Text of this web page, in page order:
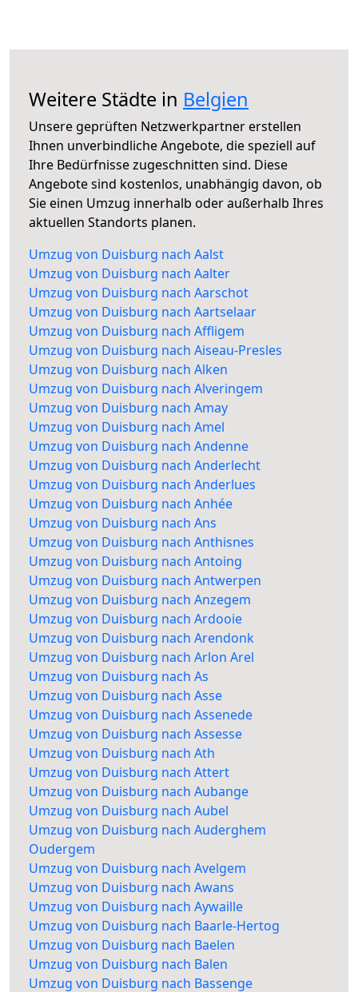
Weitere Städte in Belgien
Unsere geprüften Netzwerkpartner erstellen
Ihnen unverbindliche Angebote, die speziell auf
Ihre Bedürfnisse zugeschnitten sind. Diese
Angebote sind kostenlos, unabhängig davon, ob
Sie einen Umzug innerhalb oder außerhalb Ihres
aktuellen Standorts planen.
Umzug von Duisburg nach Aalst
Umzug von Duisburg nach Aalter
Umzug von Duisburg nach Aarschot
Umzug von Duisburg nach Aartselaar
Umzug von Duisburg nach Affligem
Umzug von Duisburg nach Aiseau-Presles
Umzug von Duisburg nach Alken
Umzug von Duisburg nach Alveringem
Umzug von Duisburg nach Amay
Umzug von Duisburg nach Amel
Umzug von Duisburg nach Andenne
Umzug von Duisburg nach Anderlecht
Umzug von Duisburg nach Anderlues
Umzug von Duisburg nach Anhée
Umzug von Duisburg nach Ans
Umzug von Duisburg nach Anthisnes
Umzug von Duisburg nach Antoing
Umzug von Duisburg nach Antwerpen
Umzug von Duisburg nach Anzegem
Umzug von Duisburg nach Ardooie
Umzug von Duisburg nach Arendonk
Umzug von Duisburg nach Arlon Arel
Umzug von Duisburg nach As
Umzug von Duisburg nach Asse
Umzug von Duisburg nach Assenede
Umzug von Duisburg nach Assesse
Umzug von Duisburg nach Ath
Umzug von Duisburg nach Attert
Umzug von Duisburg nach Aubange
Umzug von Duisburg nach Aubel
Umzug von Duisburg nach Auderghem
Oudergem
Umzug von Duisburg nach Avelgem
Umzug von Duisburg nach Awans
Umzug von Duisburg nach Aywaille
Umzug von Duisburg nach Baarle-Hertog
Umzug von Duisburg nach Baelen
Umzug von Duisburg nach Balen
Umzug von Duisburg nach Bassenge